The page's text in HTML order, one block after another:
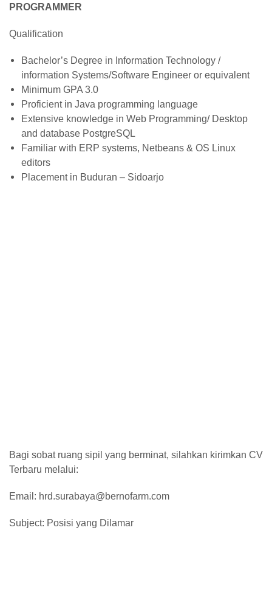
PROGRAMMER
Qualification
Bachelor’s Degree in Information Technology /
information Systems/Software Engineer or equivalent
Minimum GPA 3.0
Proficient in Java programming language
Extensive knowledge in Web Programming/ Desktop
and database PostgreSQL
Familiar with ERP systems, Netbeans & OS Linux
editors
Placement in Buduran – Sidoarjo
Bagi sobat ruang sipil yang berminat, silahkan kirimkan CV
Terbaru melalui:
Email: hrd.surabaya@bernofarm.com
Subject: Posisi yang Dilamar